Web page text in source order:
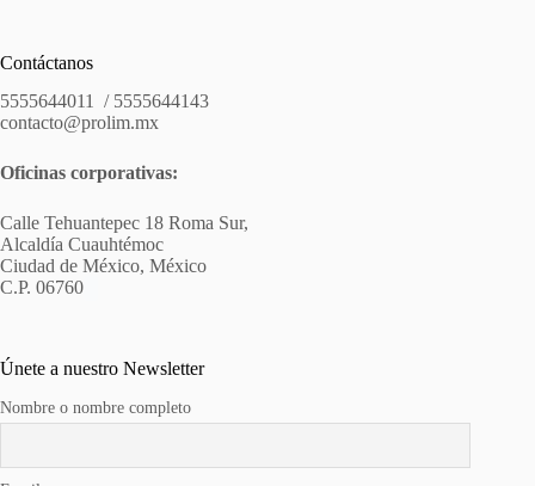
Contáctanos
5555644011 / 5555644143
contacto@prolim.mx
Oficinas corporativas:
Calle Tehuantepec 18 Roma Sur,
Alcaldía Cuauhtémoc
Ciudad de México, México
C.P. 06760
Únete a nuestro Newsletter
Nombre o nombre completo